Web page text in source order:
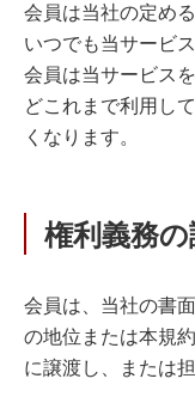
会員は当社の定め
いつでも当サービ
会員は当サービス
どこれまで利用し
くなります。
権利義務
会員は、当社の書
の地位または本規
に譲渡し、または